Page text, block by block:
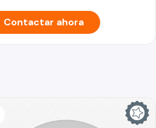
Contactar ahora